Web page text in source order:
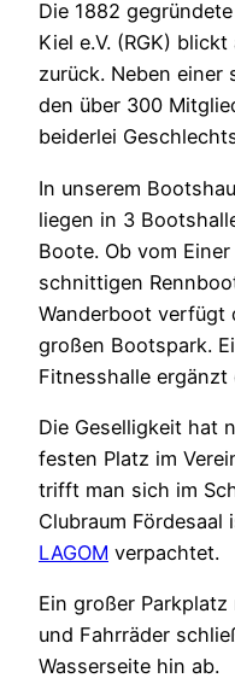
Die 1882
Kiel e.V. (RGK)
zurück. Neben einer
den über 300
beiderlei
In unserem
liegen in 3
Boote. Ob vom
schnittigen
Wanderboot verfügt
großen Bootspark.
Fitnesshalle
Die Geselligkeit hat
festen Platz im
trifft man sich im
Clubraum Fördesaal
LAGOM verpachtet.
Ein großer
und Fahrräder
Wasserseite hin ab.